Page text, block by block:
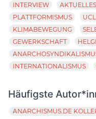
INTERVIEW AKTUELLES
PLATTFORMISMUS
UCL
KLIMABEWEGUNG
GEWERKSCHAFT
INTERNATIONALISMUS
Häufigste
ANARCHISMUS.DE